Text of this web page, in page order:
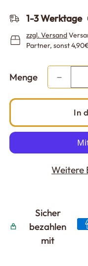
1-3 Werktage
zzgl.Versand
Partner, sonst
Menge
In
Weitere
Sicher
bezahlen
mit